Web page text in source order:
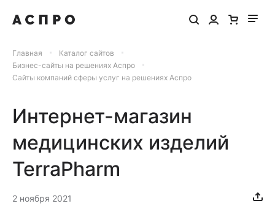
Главная
Каталог сайтов
Бизнес-сайты на решениях Аспро
Сайты компаний сферы услуг на решениях Аспро
Интернет-магазин
медицинских изделий
TerraPharm
2 ноября 2021